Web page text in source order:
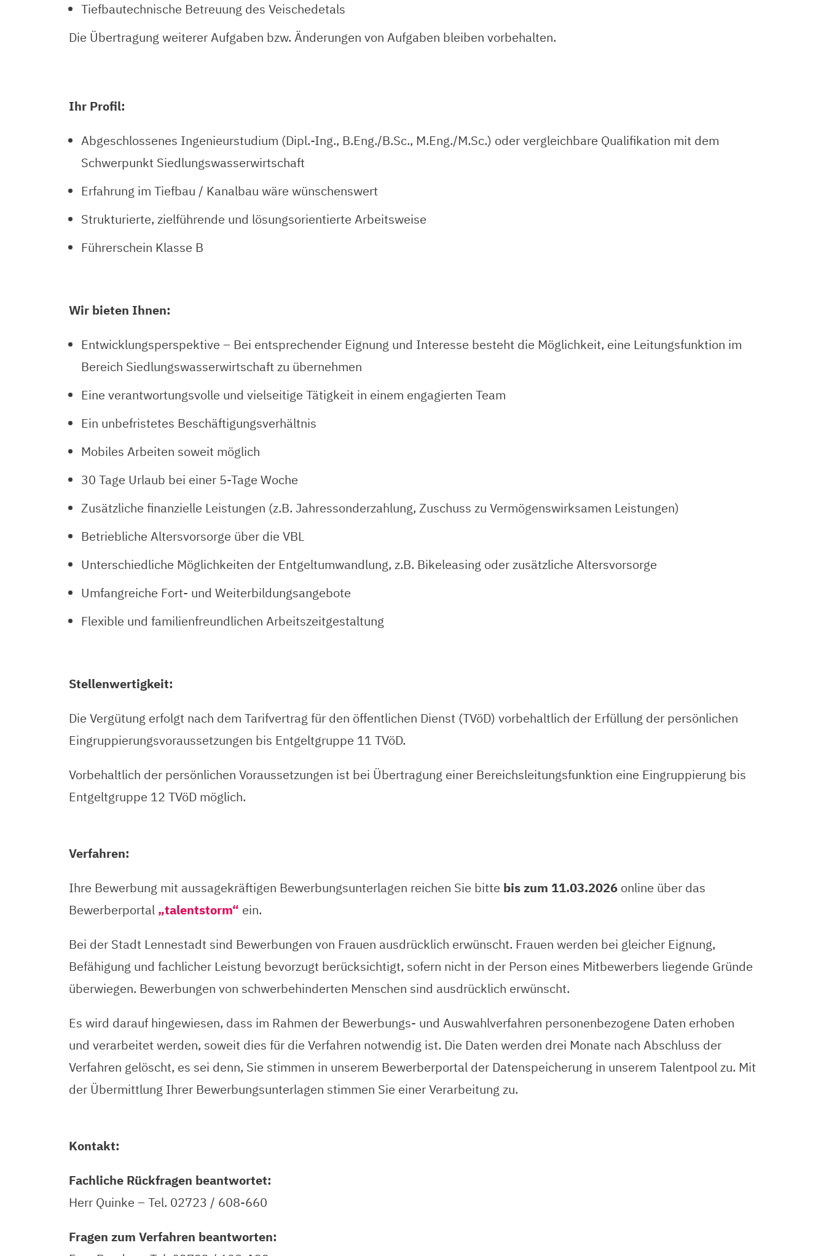
Tiefbautechnische Betreuung des Veischedetals
Die Übertragung weiterer Aufgaben bzw. Änderungen von Aufgaben bleiben vorbehalten.
Ihr Profil:
Abgeschlossenes Ingenieurstudium (Dipl.-Ing., B.Eng./B.Sc., M.Eng./M.Sc.) oder vergleichbare Qualifikation mit dem
Schwerpunkt Siedlungswasserwirtschaft
Erfahrung im Tiefbau / Kanalbau wäre wünschenswert
Strukturierte, zielführende und lösungsorientierte Arbeitsweise
Führerschein Klasse B
Wir bieten Ihnen:
Entwicklungsperspektive – Bei entsprechender Eignung und Interesse besteht die Möglichkeit, eine Leitungsfunktion im
Bereich Siedlungswasserwirtschaft zu übernehmen
Eine verantwortungsvolle und vielseitige Tätigkeit in einem engagierten Team
Ein unbefristetes Beschäftigungsverhältnis
Mobiles Arbeiten soweit möglich
30 Tage Urlaub bei einer 5-Tage Woche
Zusätzliche finanzielle Leistungen (z.B. Jahressonderzahlung, Zuschuss zu Vermögenswirksamen Leistungen)
Betriebliche Altersvorsorge über die VBL
Unterschiedliche Möglichkeiten der Entgeltumwandlung, z.B. Bikeleasing oder zusätzliche Altersvorsorge
Umfangreiche Fort- und Weiterbildungsangebote
Flexible und familienfreundlichen Arbeitszeitgestaltung
Stellenwertigkeit:
Die Vergütung erfolgt nach dem Tarifvertrag für den öffentlichen Dienst (TVöD) vorbehaltlich der Erfüllung der persönlichen
Eingruppierungsvoraussetzungen bis Entgeltgruppe 11 TVöD.
Vorbehaltlich der persönlichen Voraussetzungen ist bei Übertragung einer Bereichsleitungsfunktion eine Eingruppierung bis
Entgeltgruppe 12 TVöD möglich.
Verfahren:
Ihre Bewerbung mit aussagekräftigen Bewerbungsunterlagen reichen Sie bitte bis zum 11.03.2026 online über das
Bewerberportal „talentstorm“ ein.
Bei der Stadt Lennestadt sind Bewerbungen von Frauen ausdrücklich erwünscht. Frauen werden bei gleicher Eignung,
Befähigung und fachlicher Leistung bevorzugt berücksichtigt, sofern nicht in der Person eines Mitbewerbers liegende Gründe
überwiegen. Bewerbungen von schwerbehinderten Menschen sind ausdrücklich erwünscht.
Es wird darauf hingewiesen, dass im Rahmen der Bewerbungs- und Auswahlverfahren personenbezogene Daten erhoben
und verarbeitet werden, soweit dies für die Verfahren notwendig ist. Die Daten werden drei Monate nach Abschluss der
Verfahren gelöscht, es sei denn, Sie stimmen in unserem Bewerberportal der Datenspeicherung in unserem Talentpool zu. Mit
der Übermittlung Ihrer Bewerbungsunterlagen stimmen Sie einer Verarbeitung zu.
Kontakt:
Fachliche Rückfragen beantwortet:
Herr Quinke – Tel. 02723 / 608-660
Fragen zum Verfahren beantworten: